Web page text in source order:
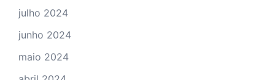
julho 2024
junho 2024
maio 2024